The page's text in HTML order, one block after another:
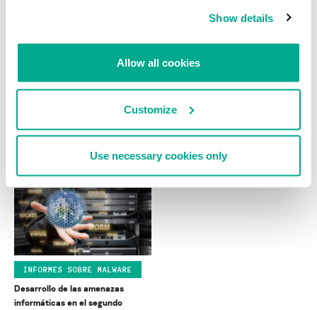
Show details
Allow all cookies
Customize
Use necessary cookies only
programa de recompensas de
informáticas en el segundo
INFORMES SOBRE MALWARE
Desarrollo de las amenazas
informáticas en el segundo